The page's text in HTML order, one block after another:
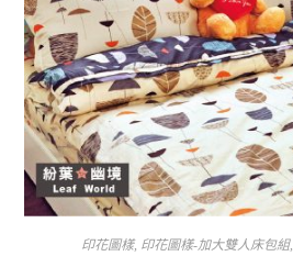
印花圖樣, 印花圖樣-加大雙人床包組,